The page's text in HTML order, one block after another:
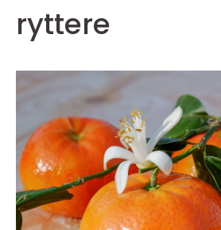
ryttere